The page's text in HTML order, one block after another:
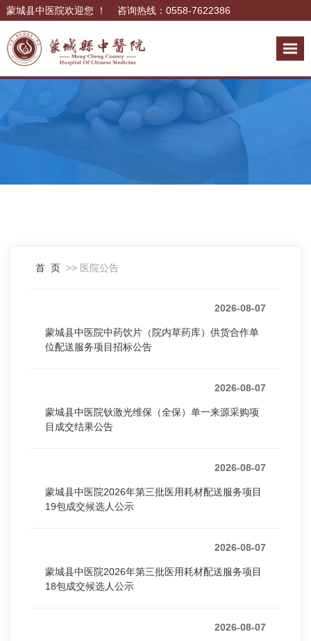
蒙城县中医院欢迎您 ！ 咨询热线：0558-7622386
首 页 >> 医院公告
2026-08-07
蒙城县中医院中药饮片（院内草药库）供货合作单
位配送服务项目招标公告
2026-08-07
蒙城县中医院钬激光维保（全保）单一来源采购项
目成交结果公告
2026-08-07
蒙城县中医院2026年第三批医用耗材配送服务项目
19包成交候选人公示
2026-08-07
蒙城县中医院2026年第三批医用耗材配送服务项目
18包成交候选人公示
2026-08-07